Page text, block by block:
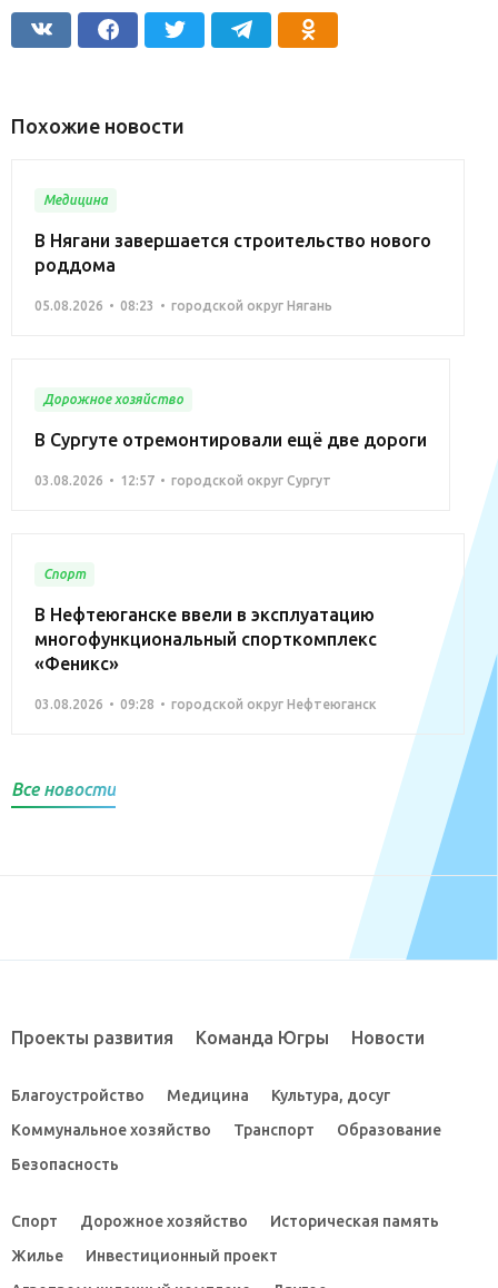
Похожие новости
Медицина
В Нягани завершается строительство нового
роддома
05.08.2026 08:23 городской округ Нягань
Дорожное хозяйство
В Сургуте отремонтировали ещё две дороги
03.08.2026 12:57 городской округ Сургут
Спорт
В Нефтеюганске ввели в эксплуатацию
многофункциональный спорткомплекс
«Феникс»
03.08.2026 09:28 городской округ Нефтеюганск
Все новости
Проекты развития Команда Югры Новости
Благоустройство Медицина
Культура, досуг
Коммунальное хозяйство
Транспорт
Образование
Безопасность
Спорт Дорожное хозяйство
Историческая память
Жилье
Инвестиционный проект